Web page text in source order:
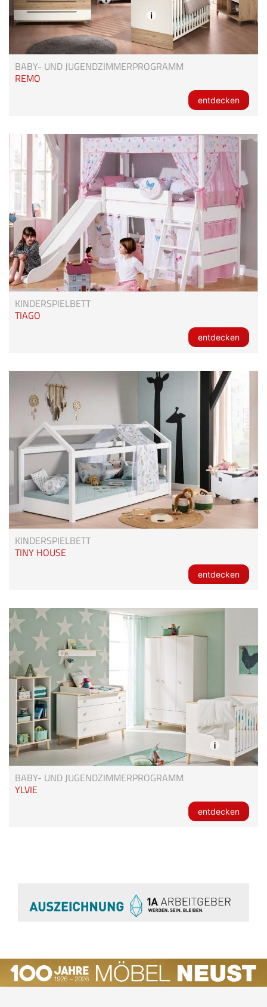
BABY- UND JUGENDZIMMERPROGRAMM
REMO
entdecken
KINDERSPIELBETT
TIAGO
entdecken
KINDERSPIELBETT
TINY HOUSE
entdecken
BABY- UND JUGENDZIMMERPROGRAMM
YLVIE
entdecken